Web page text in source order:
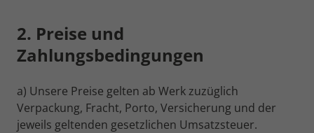
2. Preise und
Zahlungsbedingungen
a) Unsere Preise gelten ab Werk zuzüglich
Verpackung, Fracht, Porto, Versicherung und der
jeweils geltenden gesetzlichen Umsatzsteuer.
Name _fbp
Anbieter Facebook Inc.
Laufzeit 3 Monate